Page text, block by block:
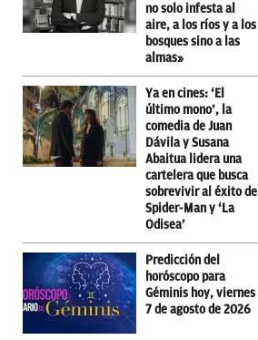
no solo infesta al
aire, a los ríos y a los
bosques sino a las
almas»
Ya en cines: ‘El
último mono’, la
comedia de Juan
Dávila y Susana
Abaitua lidera una
cartelera que busca
sobrevivir al éxito de
Spider-Man y ‘La
Odisea’
Predicción del
horóscopo para
Géminis hoy, viernes
7 de agosto de 2026